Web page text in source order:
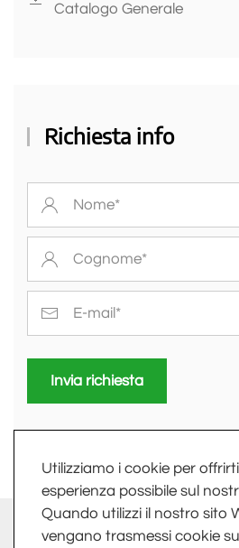
Utilizziamo i cookie per
esperienza possibile sul
Quando utilizzi il nostro sito
vengano trasmessi cookie
Catalogo Generale
Richiesta info
Invia richiesta
info@fkv.it -